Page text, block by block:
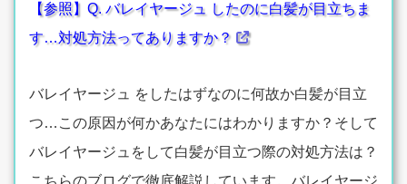
【参照】Q. バレイヤージュ したのに白髪が目立ちま
す…対処方法ってありますか？
バレイヤージュ をしたはずなのに何故か白髪が目立
つ…この原因が何かあなたにはわかりますか？そして
バレイヤージュをして白髪が目立つ際の対処方法は？